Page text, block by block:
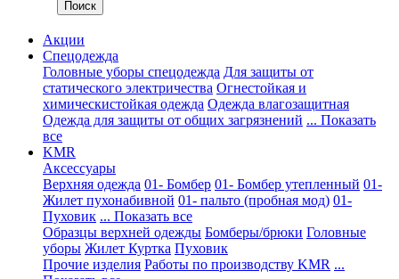
Акции
Спецодежда
Головные уборы спецодежда Для защиты от
статического электричества Огнестойкая и
химическистойкая одежда Одежда влагозащитная
Одежда для защиты от общих загрязнений ... Показать
все
KMR
Аксессуары
Верхняя одежда 01- Бомбер 01- Бомбер утепленный 01-
Жилет пухонабивной 01- пальто (пробная мод) 01-
Пуховик ... Показать все
Образцы верхней одежды Бомберы/брюки Головные
уборы Жилет Куртка Пуховик
Прочие изделия Работы по производству KMR ...